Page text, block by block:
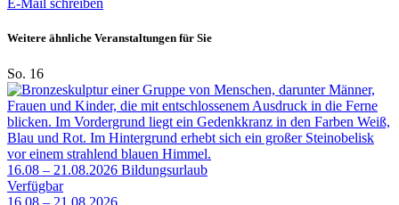
E-Mail schreiben
Weitere ähnliche Veranstaltungen für Sie
So. 16
16.08 – 21.08.2026 Bildungsurlaub
Verfügbar
16.08 – 21.08.2026